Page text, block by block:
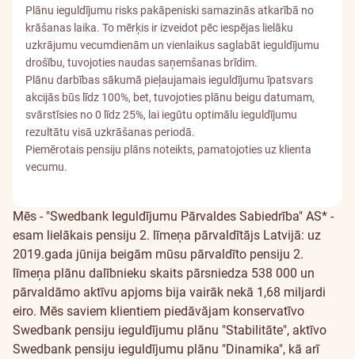
Plānu ieguldījumu risks pakāpeniski samazinās atkarībā no
krāšanas laika. To mērķis ir izveidot pēc iespējas lielāku
uzkrājumu vecumdienām un vienlaikus saglabāt ieguldījumu
drošību, tuvojoties naudas saņemšanas brīdim.
Plānu darbības sākumā pieļaujamais ieguldījumu īpatsvars
akcijās būs līdz 100%, bet, tuvojoties plānu beigu datumam,
svārstīsies no 0 līdz 25%, lai iegūtu optimālu ieguldījumu
rezultātu visā uzkrāšanas periodā.
Piemērotais pensiju plāns noteikts, pamatojoties uz klienta
vecumu.
Biežāk
uzdotie
jautājumi
Mēs - "Swedbank Ieguldījumu Pārvaldes Sabiedrība" AS* -
esam lielākais pensiju 2. līmeņa pārvaldītājs Latvijā: uz
2019.gada jūnija beigām mūsu pārvaldīto pensiju 2.
līmeņa plānu dalībnieku skaits pārsniedza 538 000 un
pārvaldāmo aktīvu apjoms bija vairāk nekā 1,68 miljardi
eiro. Mēs saviem klientiem piedāvājam konservatīvo
Swedbank pensiju ieguldījumu plānu "Stabilitāte", aktīvo
Swedbank pensiju ieguldījumu plānu "Dinamika", kā arī